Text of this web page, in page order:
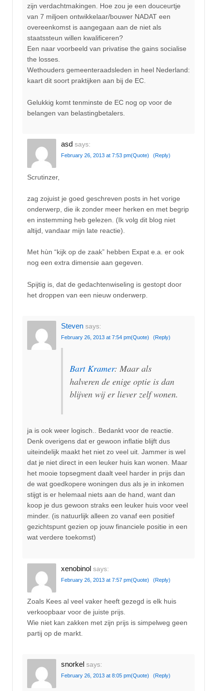
zijn verdachtmakingen. Hoe zou je een douceurtje
van 7 miljoen ontwikkelaar/bouwer NADAT een
overeenkomst is aangegaan aan de niet als
staatssteun willen kwalificeren?
Een naar voorbeeld van privatise the gains socialise
the losses.
Wethouders gemeenteraadsleden in heel Nederland:
kaart dit soort praktijken aan bij de EC.
Gelukkig komt tenminste de EC nog op voor de
belangen van belastingbetalers.
asd says:
February 26, 2013 at 7:53 pm(Quote) (Reply)
Scrutinzer,
zag zojuist je goed geschreven posts in het vorige
onderwerp, die ik zonder meer herken en met begrip
en instemming heb gelezen. (Ik volg dit blog niet
altijd, vandaar mijn late reactie).
Met hùn “kijk op de zaak” hebben Expat e.a. er ook
nog een extra dimensie aan gegeven.
Spijtig is, dat de gedachtenwiseling is gestopt door
het droppen van een nieuw onderwerp.
Steven says:
February 26, 2013 at 7:54 pm(Quote) (Reply)
Bart Kramer: Maar als
halveren de enige optie is dan
blijven wij er liever zelf wonen.
ja is ook weer logisch.. Bedankt voor de reactie.
Denk overigens dat er gewoon inflatie blijft dus
uiteindelijk maakt het niet zo veel uit. Jammer is wel
dat je niet direct in een leuker huis kan wonen. Maar
het mooie topsegment daalt veel harder in prijs dan
de wat goedkopere woningen dus als je in inkomen
stijgt is er helemaal niets aan de hand, want dan
koop je dus gewoon straks een leuker huis voor veel
minder. (is natuurlijk alleen zo vanaf een positief
gezichtspunt gezien op jouw financiele positie in een
wat verdere toekomst)
xenobinol says:
February 26, 2013 at 7:57 pm(Quote) (Reply)
Zoals Kees al veel vaker heeft gezegd is elk huis
verkoopbaar voor de juiste prijs.
Wie niet kan zakken met zijn prijs is simpelweg geen
partij op de markt.
snorkel says:
February 26, 2013 at 8:05 pm(Quote) (Reply)